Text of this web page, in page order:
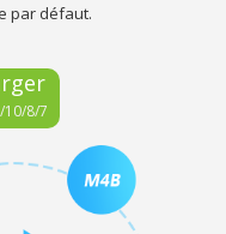
par défaut.
10/8/7